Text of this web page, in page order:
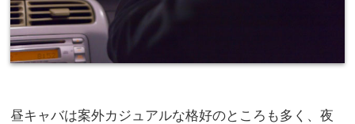
昼キャバは案外カジュアルな格好のところも多く、夜